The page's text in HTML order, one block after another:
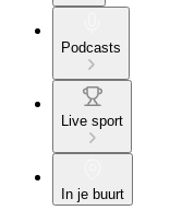
Podcasts
Live sport
In je buurt